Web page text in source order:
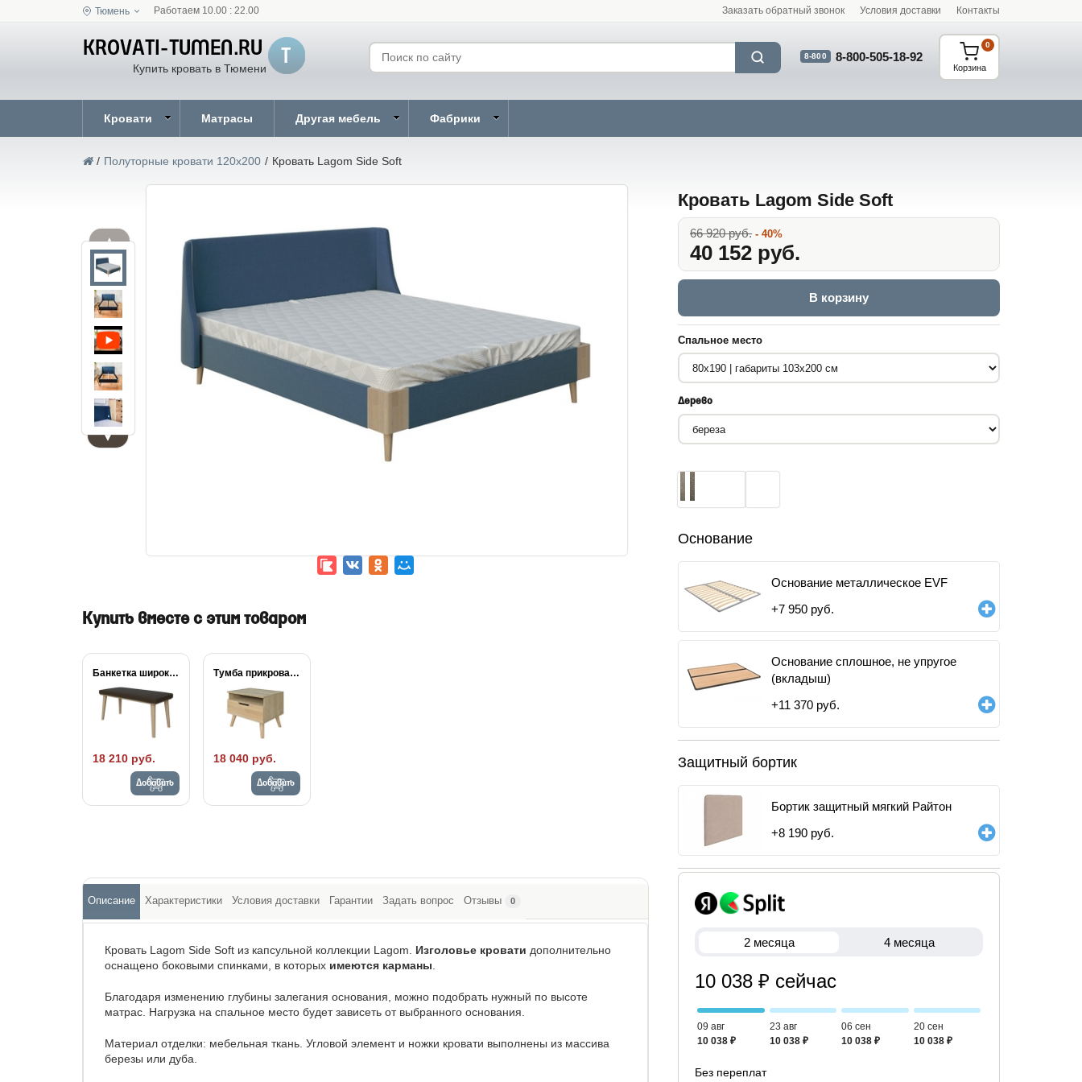
Тюмень Работаем 10.00 : 22.00 Заказать обратный звонок Условия доставки Контакты
Купить кровать в Тюмени
8-800 8-800-505-18-92
Корзина
0
Кровати Матрасы Другая мебель Фабрики
/ Полуторные кровати 120x200 / Кровать Lagom Side Soft
▲
▼
Кровать Lagom Side Soft
66 920 руб. - 40%
40 152 руб.
В корзину
Спальное место
Дерево
Основание
Основание металлическое EVF
+7 950 руб.
Основание сплошное, не упругое
(вкладыш)
+11 370 руб.
Защитный бортик
Бортик защитный мягкий Райтон
+8 190 руб.
2 месяца 4 месяца
10 038 ₽ сейчас
09 авг
10 038 ₽
23 авг
10 038 ₽
06 сен
10 038 ₽
20 сен
10 038 ₽
Без переплат
Купить вместе с этим товаром
Банкетка широкая Lagom
18 210 руб.
Добавить
Тумба прикроватная Lagom
18 040 руб.
Добавить
Описание Характеристики Условия доставки Гарантии Задать вопрос Отзывы 0
Кровать Lagom Side Soft из капсульной коллекции Lagom. Изголовье кровати дополнительно
оснащено боковыми спинками, в которых имеются карманы.
Благодаря изменению глубины залегания основания, можно подобрать нужный по высоте
матрас. Нагрузка на спальное место будет зависеть от выбранного основания.
Материал отделки: мебельная ткань. Угловой элемент и ножки кровати выполнены из массива
березы или дуба.